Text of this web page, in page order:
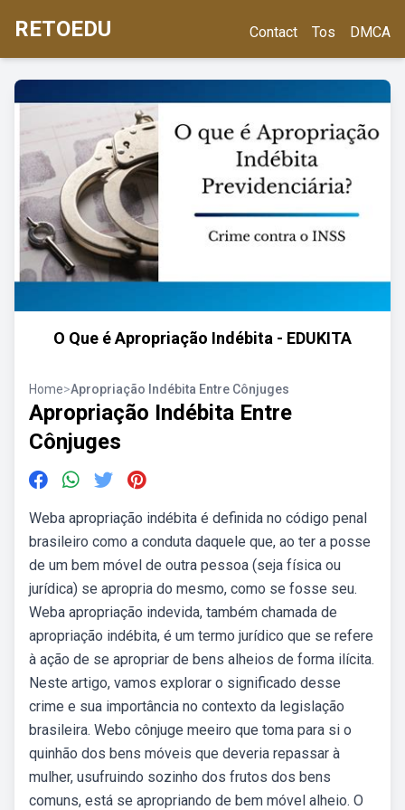
RETOEDU Contact Tos DMCA
O Que é Apropriação Indébita - EDUKITA
Home>Apropriação Indébita Entre Cônjuges
Apropriação Indébita Entre
Cônjuges
Weba apropriação indébita é definida no código penal
brasileiro como a conduta daquele que, ao ter a posse
de um bem móvel de outra pessoa (seja física ou
jurídica) se apropria do mesmo, como se fosse seu.
Weba apropriação indevida, também chamada de
apropriação indébita, é um termo jurídico que se refere
à ação de se apropriar de bens alheios de forma ilícita.
Neste artigo, vamos explorar o significado desse
crime e sua importância no contexto da legislação
brasileira. Webo cônjuge meeiro que toma para si o
quinhão dos bens móveis que deveria repassar à
mulher, usufruindo sozinho dos frutos dos bens
comuns, está se apropriando de bem móvel alheio. O